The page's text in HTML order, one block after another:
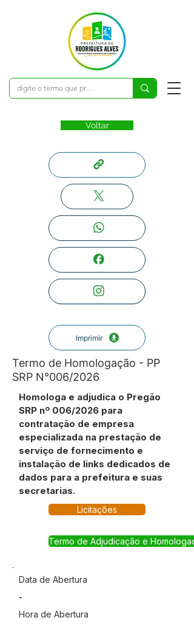
Voltar
Imprimir
Termo de Homologação - PP
SRP N°006/2026
Homologa e adjudica o Pregão
SRP nº 006/2026 para
contratação de empresa
especializada na prestação de
serviço de fornecimento e
instalação de links dedicados de
dados para a prefeitura e suas
secretarias.
Licitações
Termo de Adjudicação e
Data de Abertura
-
Hora de Abertura